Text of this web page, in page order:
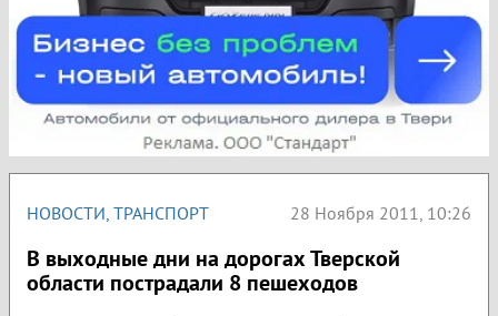
НОВОСТИ, ТРАНСПОРТ 28 Ноября 2011, 10:26
В выходные дни на дорогах Тверской
области пострадали 8 пешеходов